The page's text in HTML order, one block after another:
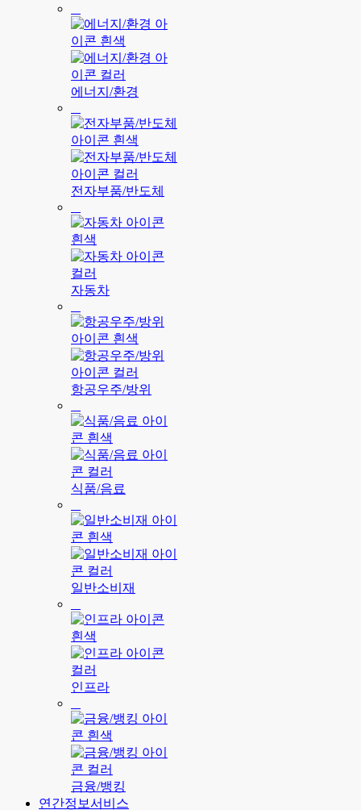
에너지/환경
전자부품/반도체
자동차
항공우주/방위
식품/음료
일반소비재
인프라
금융/뱅킹
연간정보서비스